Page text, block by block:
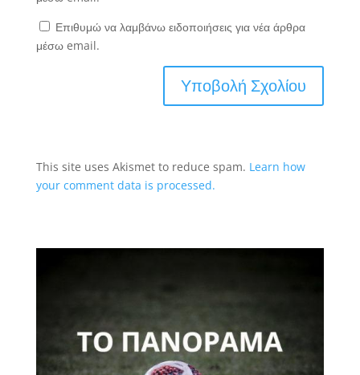
Επιθυμώ να λαμβάνω ειδοποιήσεις για νέα άρθρα
μέσω email.
This site uses Akismet to reduce spam. Learn how
your comment data is processed.